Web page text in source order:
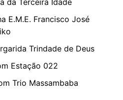
da Terceira Idade
E.M.E. Francisco José
Trindade de Deus
Estação 022
Trio Massambaba